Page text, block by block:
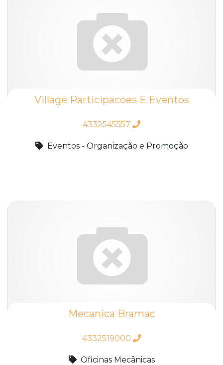
Village Participacoes E Eventos
4332545557
Eventos - Organização e Promoção
Mecanica Bramac
4332519000
Oficinas Mecânicas